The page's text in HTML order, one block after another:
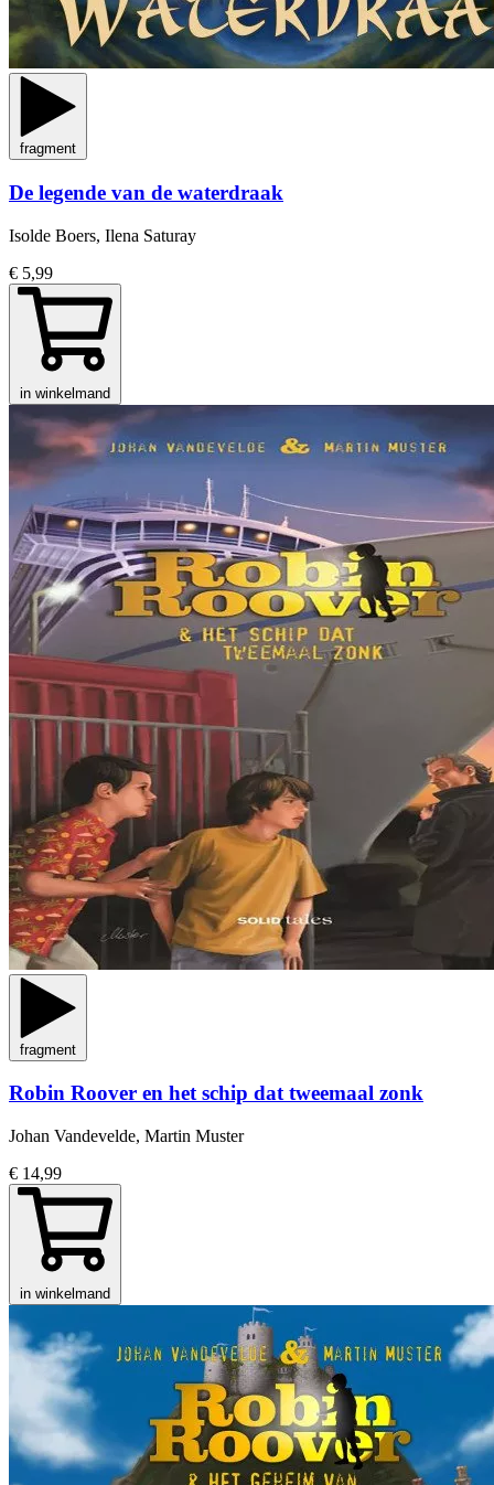
fragment
De legende van de waterdraak
Isolde Boers, Ilena Saturay
€ 5,99
in winkelmand
fragment
Robin Roover en het schip dat tweemaal zonk
Johan Vandevelde, Martin Muster
€ 14,99
in winkelmand